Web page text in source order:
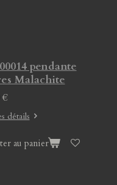
pendante
Malachite
€
détails
au panier